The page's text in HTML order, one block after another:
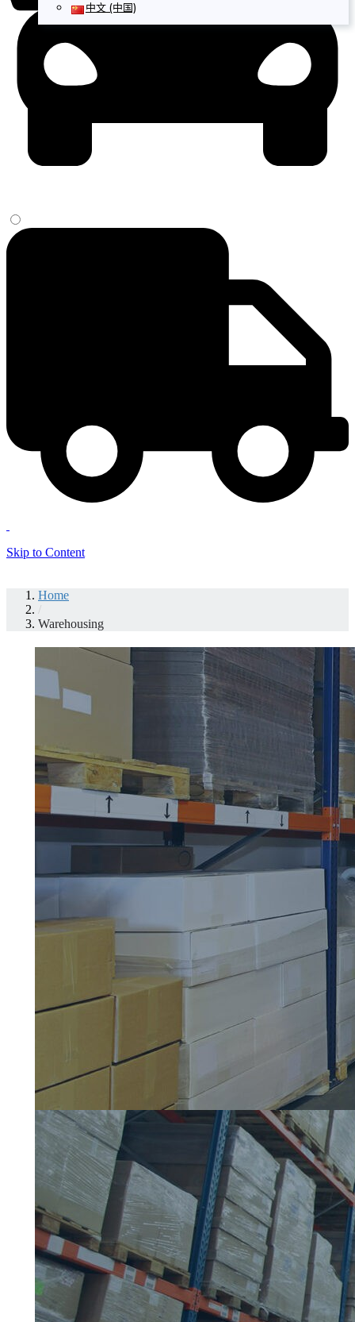
中文 (中国)
Skip to Content
Home
/
Warehousing